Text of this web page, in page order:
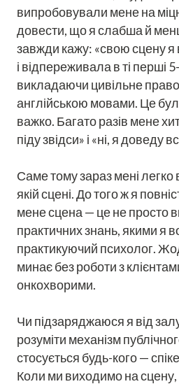
випробовували мене на
довести, що я слабша й
завжди кажу: «свою сцену я
і відпереживала в ті перші
викладаючи цивільне
англійською мовами. Це
важко. Багато разів мене
піду звідси» і «ні, я доведу
Саме тому зараз мені легко
якій сцені. До того ж я
мене сцена — це не просто
практичних знань, якими я
практикуючий психолог.
минає без роботи з
онкохворими.
Чи підзаряджаюся я від
розуміти механізм
стосується будь-кого —
Коли ми виходимо на сцену,